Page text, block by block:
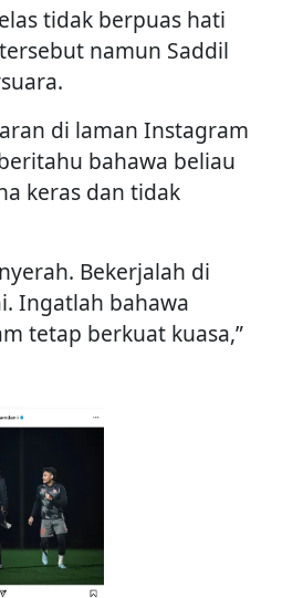
tidak berpuas hati
namun Saddil
di laman Instagram
bahawa beliau
keras dan tidak
Bekerjalah di
Ingatlah bahawa
tetap berkuat kuasa,”